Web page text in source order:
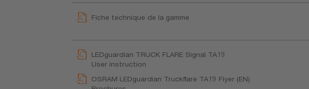
Fiche technique de la gamme
LEDguardian TRUCK FLARE Signal TA19
User instruction
OSRAM LEDguardian Truckflare TA19 Flyer (EN)